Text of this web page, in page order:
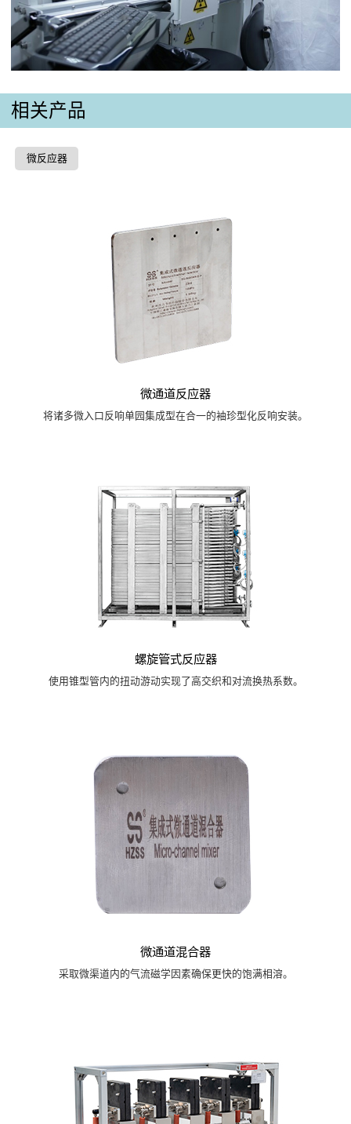
相关产品
微反应器
微通道反应器
将诸多微入口反响单园集成型在合一的袖珍型化反响安装。
螺旋管式反应器
使用锥型管内的扭动游动实现了高交织和对流换热系数。
微通道混合器
采取微渠道内的气流磁学因素确保更快的饱满相溶。